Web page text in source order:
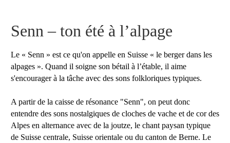
Senn – ton été à l’alpage
Le « Senn » est ce qu'on appelle en Suisse « le berger dans les
alpages ». Quand il soigne son bétail à l’étable, il aime
s'encourager à la tâche avec des sons folkloriques typiques.
A partir de la caisse de résonance "Senn", on peut donc
entendre des sons nostalgiques de cloches de vache et de cor des
Alpes en alternance avec de la joutze, le chant paysan typique
de Suisse centrale, Suisse orientale ou du canton de Berne. Le